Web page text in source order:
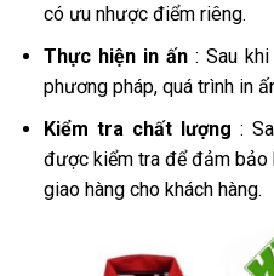
có ưu nhược điểm riêng.
Thực hiện in ấn: Sau khi
phương pháp, quá trình in
Kiểm tra chất lượng :
được kiểm tra để đảm
giao hàng cho khách hàng.